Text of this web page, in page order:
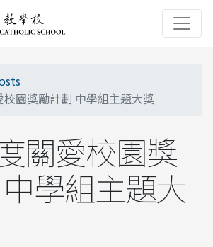
園獎勵計劃 中學組主題大獎
關愛校園獎
學組主題大